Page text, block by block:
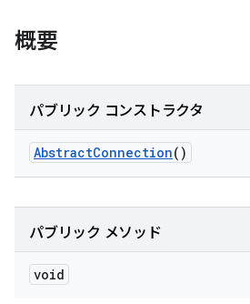
概要
パブリック コンストラクタ
AbstractConnection()
パブリック メソッド
void